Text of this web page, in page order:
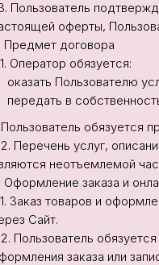
Пользователь
оферты,
Предмет договора
Оператор обязуется:
оказать Пользователю
передать в
обязуется
Перечень услуг,
неотъемлемой
Оформление заказа и
Заказ товаров и
Сайт.
Пользователь
заказа или